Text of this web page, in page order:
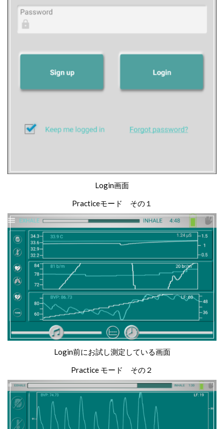
Login画面
Practiceモード その１
Login前にお試し測定している画面
Practice モード その２